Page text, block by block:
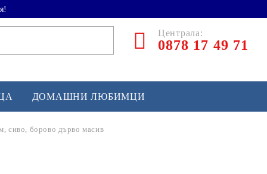
Централа:
0878 17 49 71
ДОМАШНИ ЛЮБИМЦИ
сиво, борово дърво масив